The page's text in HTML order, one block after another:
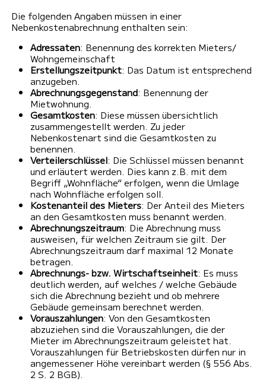
Die folgenden Angaben müssen in einer
Nebenkostenabrechnung enthalten sein:
Adressaten: Benennung des korrekten Mieters/
Wohngemeinschaft
Erstellungszeitpunkt: Das Datum ist entsprechend
anzugeben.
Abrechnungsgegenstand: Benennung der
Mietwohnung.
Gesamtkosten: Diese müssen übersichtlich
zusammengestellt werden. Zu jeder
Nebenkostenart sind die Gesamtkosten zu
benennen.
Verteilerschlüssel: Die Schlüssel müssen benannt
und erläutert werden. Dies kann z.B. mit dem
Begriff „Wohnfläche“ erfolgen, wenn die Umlage
nach Wohnfläche erfolgen soll.
Kostenanteil des Mieters: Der Anteil des Mieters
an den Gesamtkosten muss benannt werden.
Abrechnungszeitraum: Die Abrechnung muss
ausweisen, für welchen Zeitraum sie gilt. Der
Abrechnungszeitraum darf maximal 12 Monate
betragen.
Abrechnungs- bzw. Wirtschaftseinheit: Es muss
deutlich werden, auf welches / welche Gebäude
sich die Abrechnung bezieht und ob mehrere
Gebäude gemeinsam berechnet werden.
Vorauszahlungen: Von den Gesamtkosten
abzuziehen sind die Vorauszahlungen, die der
Mieter im Abrechnungszeitraum geleistet hat.
Vorauszahlungen für Betriebskosten dürfen nur in
angemessener Höhe vereinbart werden (§ 556 Abs.
2 S. 2 BGB).